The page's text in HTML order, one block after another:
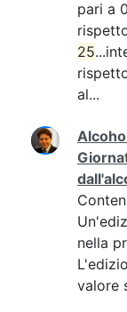
pari a
25
al...
nella
valore